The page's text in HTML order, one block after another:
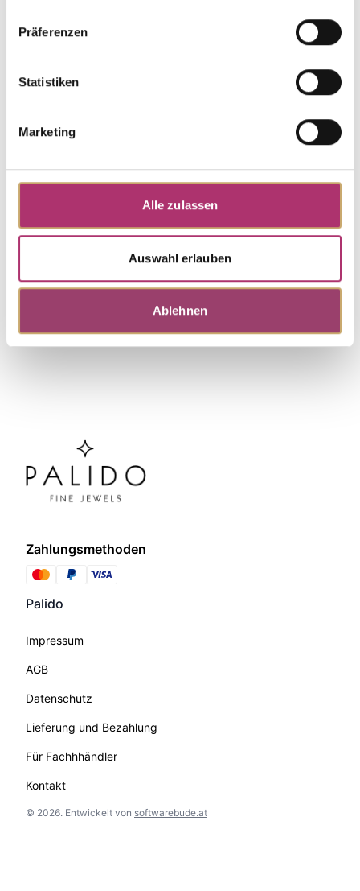
Präferenzen
Statistiken
Marketing
Alle zulassen
Auswahl erlauben
Ablehnen
beh.
Grundkollektion · Anhänger · Weißgold 585 ·
Weitere Stücke entdecken.
Zahlungsmethoden
Palido
Impressum
AGB
Datenschutz
Lieferung und Bezahlung
Für Fachhhändler
Kontakt
© 2026. Entwickelt von softwarebude.at